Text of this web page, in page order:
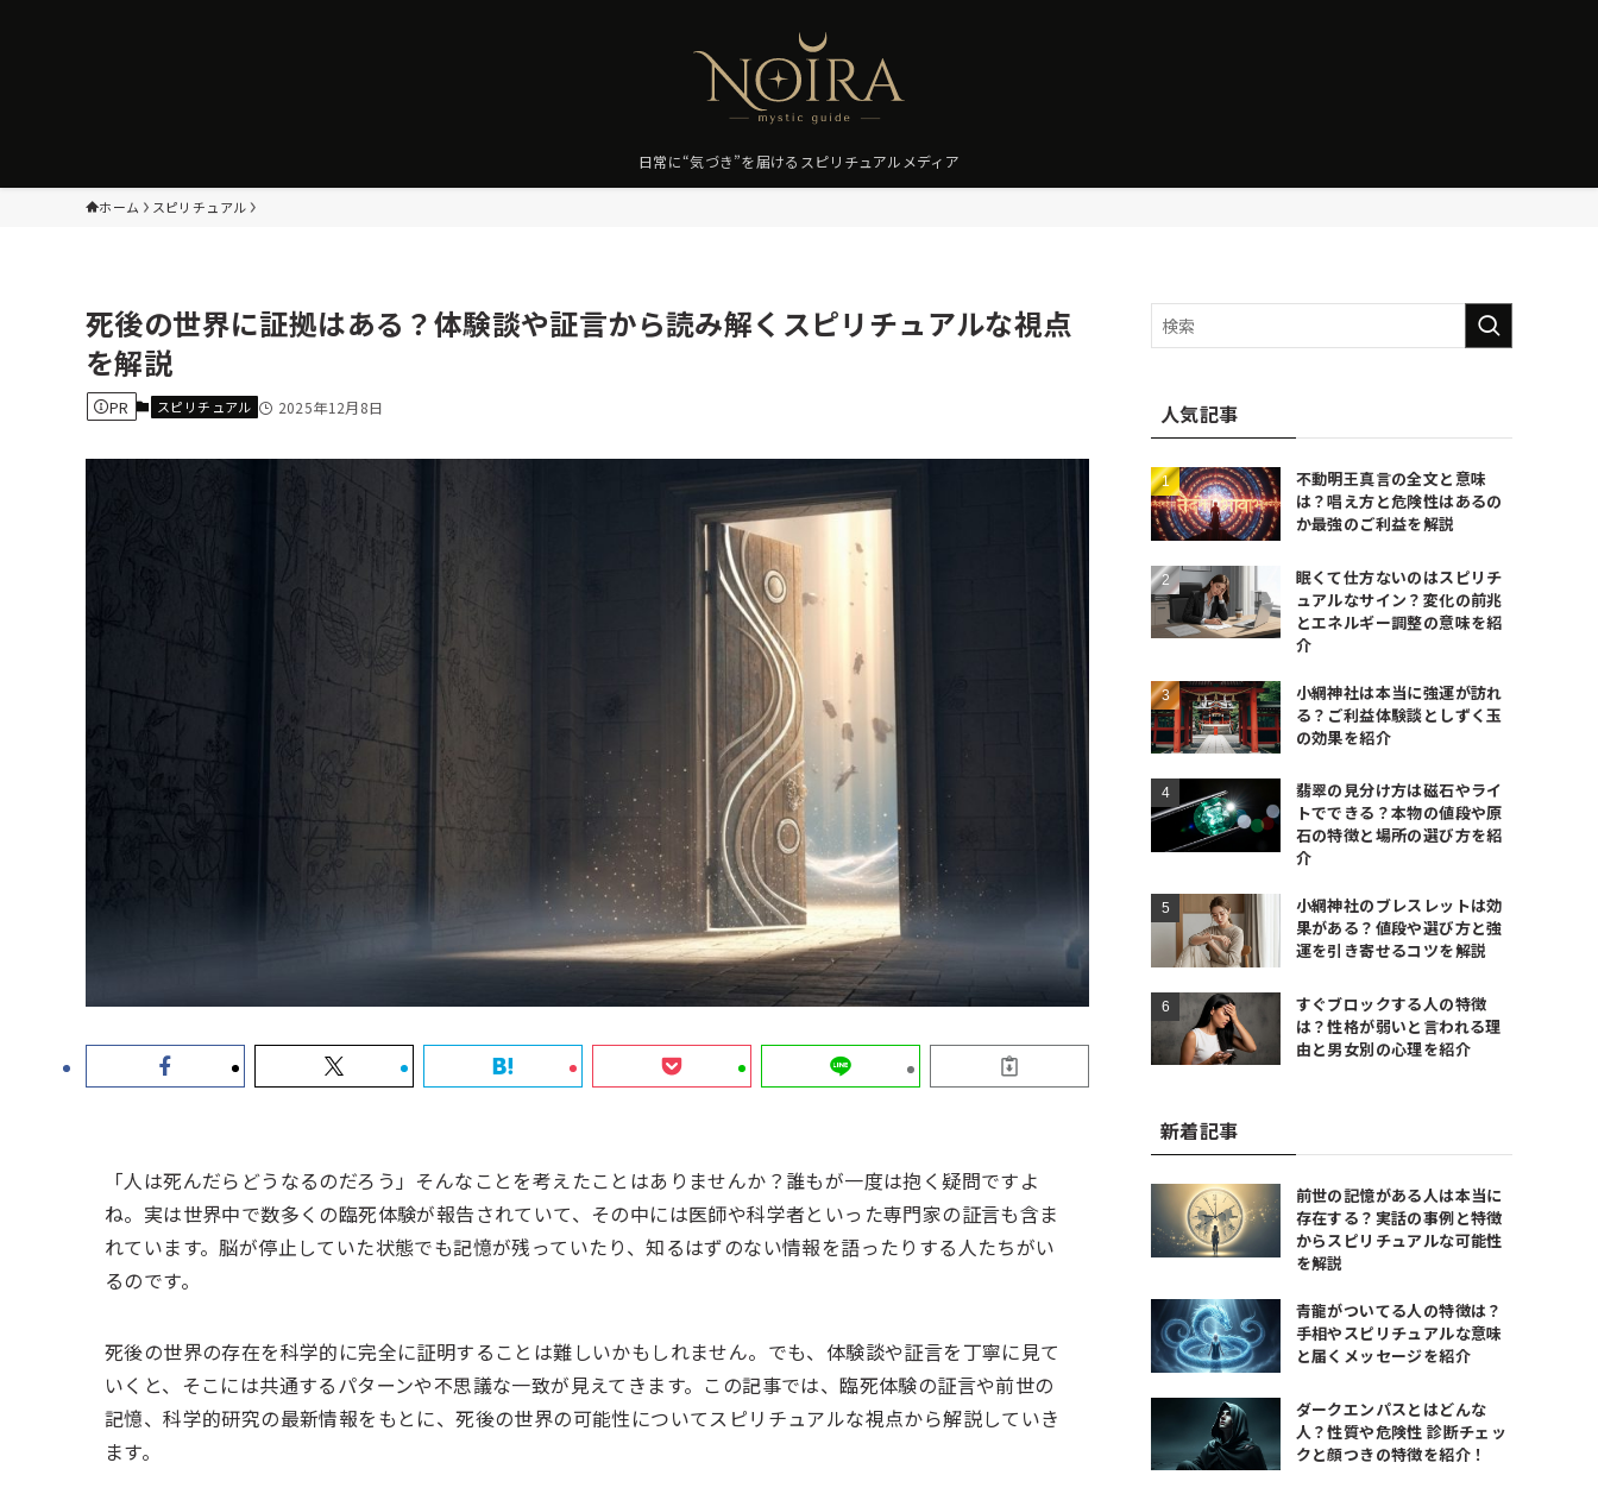
日常に“気づき”を届けるスピリチュアルメディア
ホーム スピリチュアル
死後の世界に証拠はある？体験談や証言から読み解くスピリチュアルな視点
を解説
PR スピリチュアル 2025年12月8日
「人は死んだらどうなるのだろう」そんなことを考えたことはありませんか？誰もが一度は抱く疑問ですよ
ね。実は世界中で数多くの臨死体験が報告されていて、その中には医師や科学者といった専門家の証言も含ま
れています。脳が停止していた状態でも記憶が残っていたり、知るはずのない情報を語ったりする人たちがい
るのです。
死後の世界の存在を科学的に完全に証明することは難しいかもしれません。でも、体験談や証言を丁寧に見て
いくと、そこには共通するパターンや不思議な一致が見えてきます。この記事では、臨死体験の証言や前世の
記憶、科学的研究の最新情報をもとに、死後の世界の可能性についてスピリチュアルな視点から解説していき
ます。
人気記事
不動明王真言の全文と意味
は？唱え方と危険性はあるの
か最強のご利益を解説
眠くて仕方ないのはスピリチ
ュアルなサイン？変化の前兆
とエネルギー調整の意味を紹
介
小網神社は本当に強運が訪れ
る？ご利益体験談としずく玉
の効果を紹介
翡翠の見分け方は磁石やライ
トでできる？本物の値段や原
石の特徴と場所の選び方を紹
介
小網神社のブレスレットは効
果がある？値段や選び方と強
運を引き寄せるコツを解説
すぐブロックする人の特徴
は？性格が弱いと言われる理
由と男女別の心理を紹介
新着記事
前世の記憶がある人は本当に
存在する？実話の事例と特徴
からスピリチュアルな可能性
を解説
青龍がついてる人の特徴は？
手相やスピリチュアルな意味
と届くメッセージを紹介
ダークエンパスとはどんな
人？性質や危険性 診断チェッ
クと顔つきの特徴を紹介！